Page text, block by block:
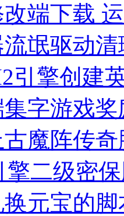
端下载
氓驱动
引擎创建
字游戏
魔阵传
擎二级密
元宝的